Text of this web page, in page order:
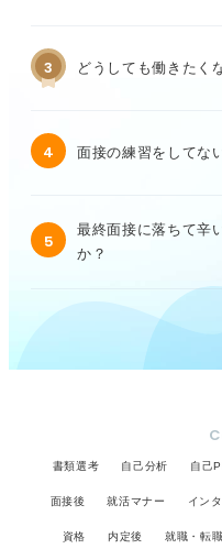
3 どうしても働きたく
4 面接の練習をしてな
5
最終面接に落ちて辛
か？
書類選考 自己分析 自己
面接後 就活マナー イン
資格 内定後 就職・転